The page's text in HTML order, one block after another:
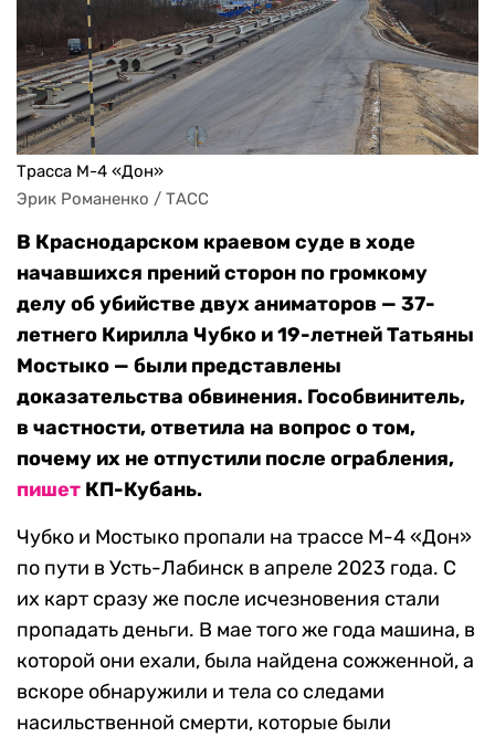
Трасса М-4 «Дон»
Эрик Романенко / ТАСС
В Краснодарском краевом суде в ходе
начавшихся прений сторон по громкому
делу об убийстве двух аниматоров — 37-
летнего Кирилла Чубко и 19-летней Татьяны
Мостыко — были представлены
доказательства обвинения. Гособвинитель,
в частности, ответила на вопрос о том,
почему их не отпустили после ограбления,
пишет КП-Кубань.
Чубко и Мостыко пропали на трассе М-4 «Дон»
по пути в Усть-Лабинск в апреле 2023 года. С
их карт сразу же после исчезновения стали
пропадать деньги. В мае того же года машина, в
которой они ехали, была найдена сожженной, а
вскоре обнаружили и тела со следами
насильственной смерти, которые были